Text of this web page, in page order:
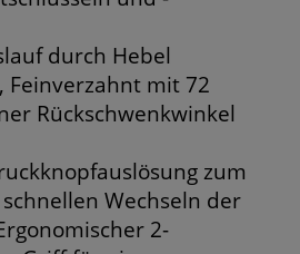
durch Hebel
Feinverzahnt mit 72
Rückschwenkwinkel
zum
Wechseln der
2-